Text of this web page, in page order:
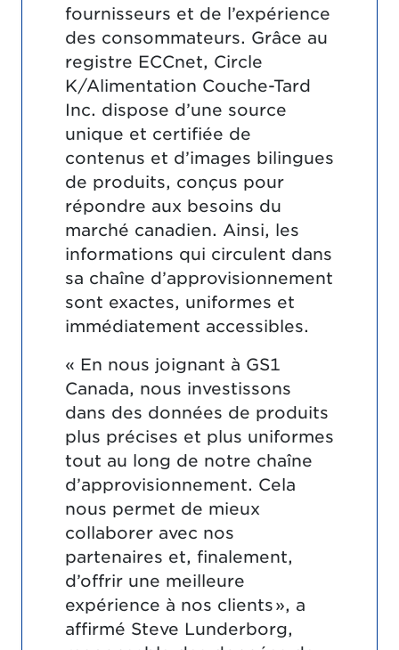
fournisseurs et de l’expérience
des consommateurs. Grâce au
registre ECCnet, Circle
K/Alimentation Couche-Tard
Inc. dispose d’une source
unique et certifiée de
contenus et d’images bilingues
de produits, conçus pour
répondre aux besoins du
marché canadien. Ainsi, les
informations qui circulent dans
sa chaîne d’approvisionnement
sont exactes, uniformes et
immédiatement accessibles.
« En nous joignant à GS1
Canada, nous investissons
dans des données de produits
plus précises et plus uniformes
tout au long de notre chaîne
d’approvisionnement. Cela
nous permet de mieux
collaborer avec nos
partenaires et, finalement,
d’offrir une meilleure
expérience à nos clients », a
affirmé Steve Lunderborg,